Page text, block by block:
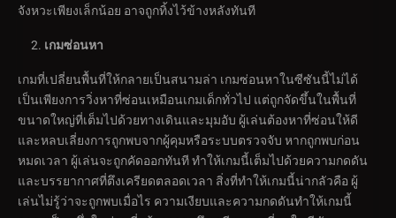
จังหวะเพียงเล็กน้อย อาจถูกทิ้งไว้ข้างหลังทันที
เกมซ่อนหา
เกมที่เปลี่ยนพื้นที่ให้กลายเป็นสนามล่า เกมซ่อนหาในซีซันนี้ไม่ได้
เป็นเพียงการวิ่งหาที่ซ่อนเหมือนเกมเด็กทั่วไป แต่ถูกจัดขึ้นในพื้นที่
ขนาดใหญ่ที่เต็มไปด้วยทางเดินและมุมอับ ผู้เล่นต้องหาที่ซ่อนให้ดี
และหลบเลี่ยงการถูกพบจากผู้คุมหรือระบบตรวจจับ หากถูกพบก่อน
หมดเวลา ผู้เล่นจะถูกคัดออกทันที ทำให้เกมนี้เต็มไปด้วยความกดดัน
และบรรยากาศที่ตึงเครียดตลอดเวลา สิ่งที่ทำให้เกมนี้น่ากลัวคือ ผู้
เล่นไม่รู้ว่าจะถูกพบเมื่อไร ความเงียบและความกดดันทำให้เกมนี้